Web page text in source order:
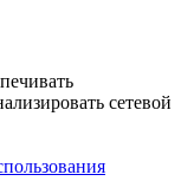
сетевой